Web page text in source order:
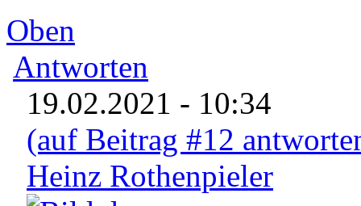
Oben
Antworten
19.02.2021 - 10:34
(auf Beitrag #12
Heinz Rothenpieler